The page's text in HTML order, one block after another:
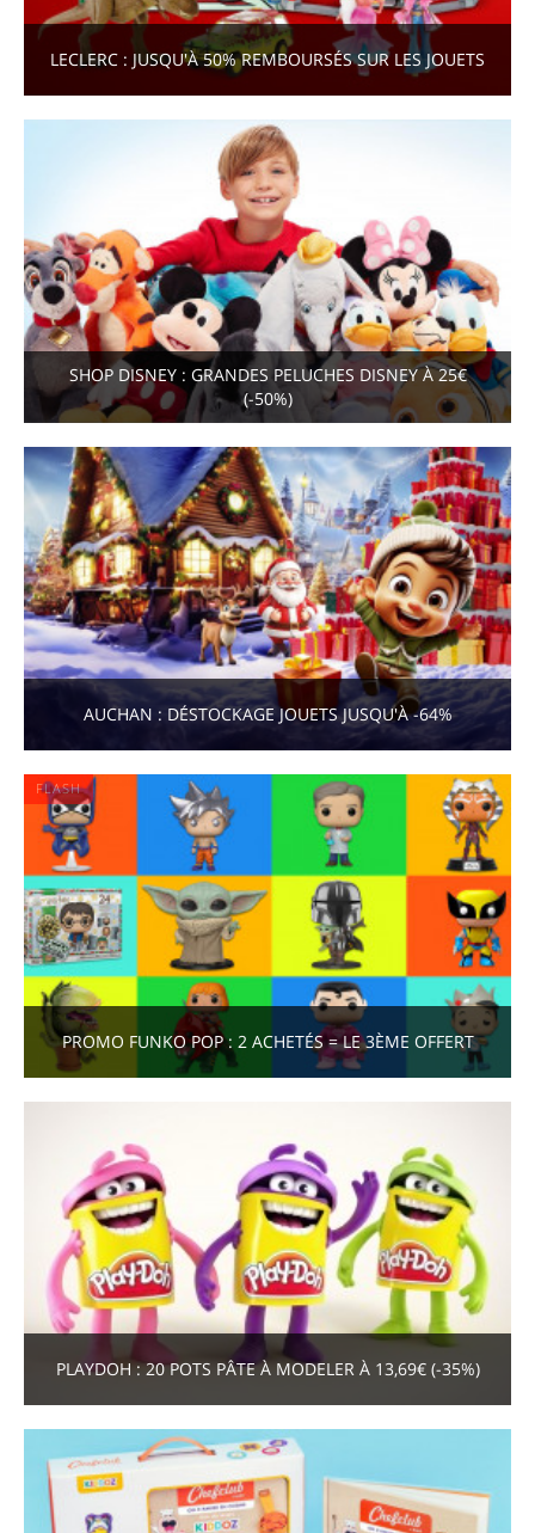
LECLERC : JUSQU'À 50% REMBOURSÉS SUR LES JOUETS
SHOP DISNEY : GRANDES PELUCHES DISNEY À 25€
(-50%)
AUCHAN : DÉSTOCKAGE JOUETS JUSQU'À -64%
FLASH
PROMO FUNKO POP : 2 ACHETÉS = LE 3ÈME OFFERT
PLAYDOH : 20 POTS PÂTE À MODELER À 13,69€ (-35%)